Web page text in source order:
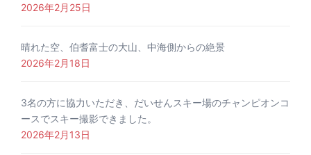
2026年2月25日
晴れた空、伯耆富士の大山、中海側からの絶景
2026年2月18日
3名の方に協力いただき、だいせんスキー場のチャンピオンコ
ースでスキー撮影できました。
2026年2月13日